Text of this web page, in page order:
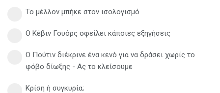
Το μέλλον μπήκε στον ισολογισμό
Ο Κέβιν Γουόρς οφείλει κάποιες εξηγήσεις
Ο Πούτιν διέκρινε ένα κενό για να δράσει χωρίς το
φόβο δίωξης - Ας το κλείσουμε
Κρίση ή συγκυρία;